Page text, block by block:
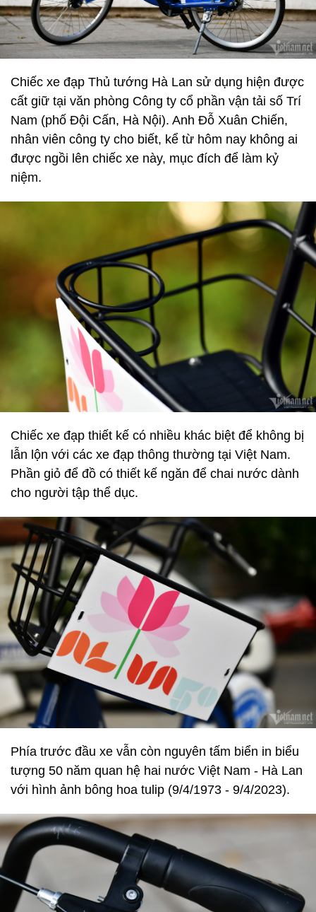
Chiếc xe đạp Thủ tướng Hà Lan sử dụng hiện được
cất giữ tại văn phòng Công ty cổ phần vận tải số Trí
Nam (phố Đội Cấn, Hà Nội). Anh Đỗ Xuân Chiến,
nhân viên công ty cho biết, kể từ hôm nay không ai
được ngồi lên chiếc xe này, mục đích để làm kỷ
niệm.
Chiếc xe đạp thiết kế có nhiều khác biệt để không bị
lẫn lộn với các xe đạp thông thường tại Việt Nam.
Phần giỏ để đồ có thiết kế ngăn để chai nước dành
cho người tập thể dục.
Phía trước đầu xe vẫn còn nguyên tấm biển in biểu
tượng 50 năm quan hệ hai nước Việt Nam - Hà Lan
với hình ảnh bông hoa tulip (9/4/1973 - 9/4/2023).